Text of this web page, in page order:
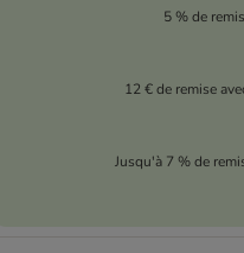
5 % de
12 € de remise
Jusqu'à 7 % de